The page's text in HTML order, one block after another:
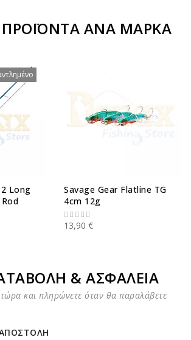
ΠΡΟΪΌΝΤΑ ΑΝΆ ΜΆΡΚΑ
Long
Savage Gear Flatline TG
4cm 12g
13,90 €
& ΑΣΦΑΛΕΙΑ
και πληρώνετε όταν θα παραλάβετε